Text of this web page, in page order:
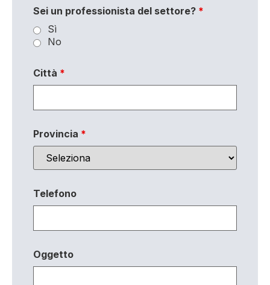
Sei un professionista del settore? *
Sì
No
Città *
Provincia *
Telefono
Oggetto